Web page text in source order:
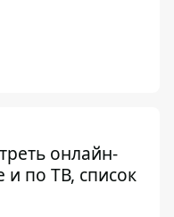
онлайн-
и по ТВ, список